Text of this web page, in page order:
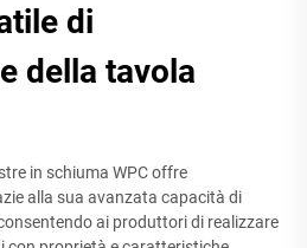
di
della tavola
in schiuma WPC offre
alla sua avanzata capacità di
ai produttori di realizzare